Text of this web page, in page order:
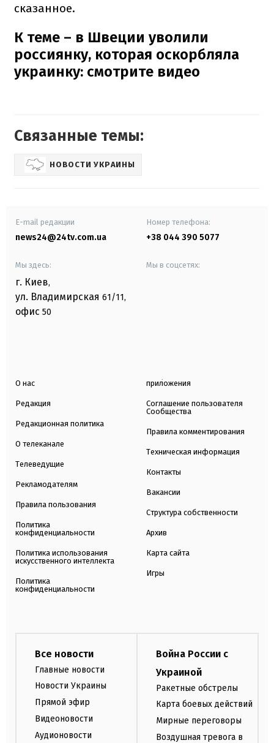
сказанное.
К теме – в Швеции уволили
россиянку, которая оскорбляла
украинку: смотрите видео
Связанные темы:
НОВОСТИ УКРАИНЫ
E-mail редакции
news24@24tv.com.ua
Номер телефона:
+38 044 390 5077
Мы здесь:
г. Киев,
ул. Владимирская 61/11,
офис 50
Мы в соцсетях:
О нас
Редакция
Редакционная политика
О телеканале
Телеведущие
Рекламодателям
Правила пользования
Политика
конфиденциальности
Политика использования
искусственного интеллекта
Политика
конфиденциальности
приложения
Соглашение пользователя
Сообщества
Правила комментирования
Техническая информация
Контакты
Вакансии
Структура собственности
Архив
Карта сайта
Игры
Все новости
Главные новости
Новости Украины
Прямой эфир
Видеоновости
Аудионовости
Война России с
Украиной
Ракетные обстрелы
Карта боевых действий
Мирные переговоры
Воздушная тревога в